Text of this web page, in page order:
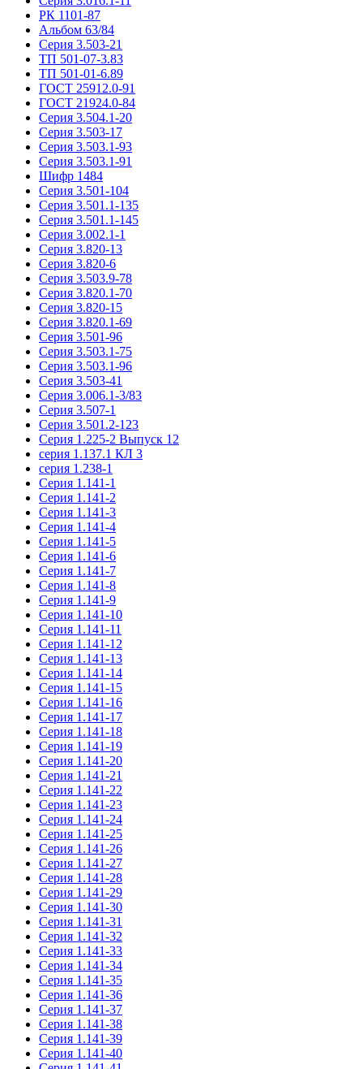
РК 1101-87
Альбом 63/84
Серия 3.503-21
ТП 501-07-3.83
ТП 501-01-6.89
ГОСТ 25912.0-91
ГОСТ 21924.0-84
Серия 3.504.1-20
Серия 3.503-17
Серия 3.503.1-93
Серия 3.503.1-91
Шифр 1484
Серия 3.501-104
Серия 3.501.1-135
Серия 3.501.1-145
Серия 3.002.1-1
Серия 3.820-13
Серия 3.820-6
Серия 3.503.9-78
Серия 3.820.1-70
Серия 3.820-15
Серия 3.820.1-69
Серия 3.501-96
Серия 3.503.1-75
Серия 3.503.1-96
Серия 3.503-41
Серия 3.006.1-3/83
Серия 3.507-1
Серия 3.501.2-123
Серия 1.225-2 Выпуск 12
серия 1.137.1 КЛ 3
серия 1.238-1
Серия 1.141-1
Серия 1.141-2
Серия 1.141-3
Серия 1.141-4
Серия 1.141-5
Серия 1.141-6
Серия 1.141-7
Серия 1.141-8
Серия 1.141-9
Серия 1.141-10
Серия 1.141-11
Серия 1.141-12
Серия 1.141-13
Серия 1.141-14
Серия 1.141-15
Серия 1.141-16
Серия 1.141-17
Серия 1.141-18
Серия 1.141-19
Серия 1.141-20
Серия 1.141-21
Серия 1.141-22
Серия 1.141-23
Серия 1.141-24
Серия 1.141-25
Серия 1.141-26
Серия 1.141-27
Серия 1.141-28
Серия 1.141-29
Серия 1.141-30
Серия 1.141-31
Серия 1.141-32
Серия 1.141-33
Серия 1.141-34
Серия 1.141-35
Серия 1.141-36
Серия 1.141-37
Серия 1.141-38
Серия 1.141-39
Серия 1.141-40